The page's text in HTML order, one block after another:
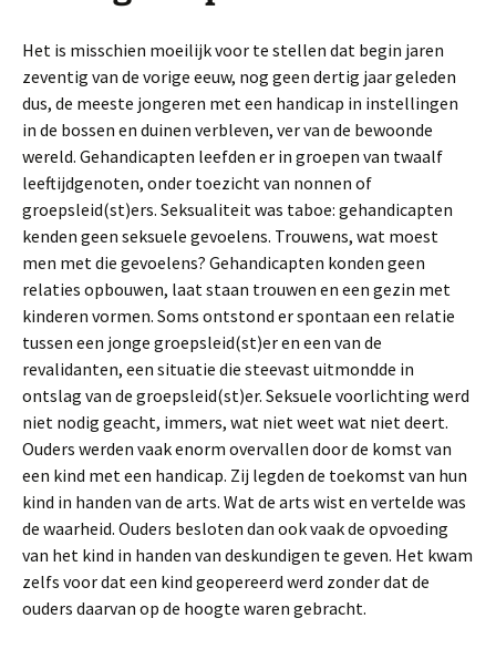
Het is misschien moeilijk voor te stellen dat begin jaren
zeventig van de vorige eeuw, nog geen dertig jaar geleden
dus, de meeste jongeren met een handicap in instellingen
in de bossen en duinen verbleven, ver van de bewoonde
wereld. Gehandicapten leefden er in groepen van twaalf
leeftijdgenoten, onder toezicht van nonnen of
groepsleid(st)ers. Seksualiteit was taboe: gehandicapten
kenden geen seksuele gevoelens. Trouwens, wat moest
men met die gevoelens? Gehandicapten konden geen
relaties opbouwen, laat staan trouwen en een gezin met
kinderen vormen. Soms ontstond er spontaan een relatie
tussen een jonge groepsleid(st)er en een van de
revalidanten, een situatie die steevast uitmondde in
ontslag van de groepsleid(st)er. Seksuele voorlichting werd
niet nodig geacht, immers, wat niet weet wat niet deert.
Ouders werden vaak enorm overvallen door de komst van
een kind met een handicap. Zij legden de toekomst van hun
kind in handen van de arts. Wat de arts wist en vertelde was
de waarheid. Ouders besloten dan ook vaak de opvoeding
van het kind in handen van deskundigen te geven. Het kwam
zelfs voor dat een kind geopereerd werd zonder dat de
ouders daarvan op de hoogte waren gebracht.